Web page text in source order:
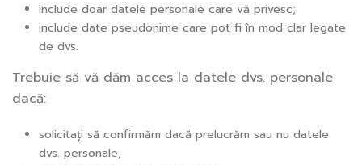
include doar datele personale care vă privesc;
include date pseudonime care pot fi în mod clar legate
de dvs.
Trebuie să vă dăm acces la datele dvs. personale
dacă:
solicitați să confirmăm dacă prelucrăm sau nu datele
dvs. personale;